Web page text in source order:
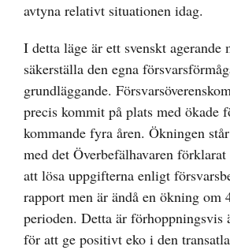
avtyna relativt situationen idag.
I detta läge är ett svenskt agerande
säkerställa den egna
grundläggande.
precis kommit på plats med ökade
kommande fyra åren. Ökningen
med det Överbefälhavaren
att lösa uppgifterna enligt
rapport men är ändå en ökning om
perioden. Detta är
för att ge positivt eko i den